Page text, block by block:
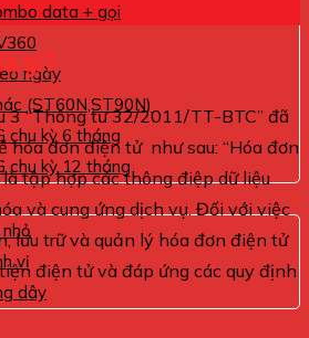
data + gọi
ngày
(ST60N,ST90N)
chu kỳ 6 tháng
chu kỳ 12 tháng
vị
dây
gì?
3 “Thông tư 32/2011/TT-BTC” đã
hóa đơn điện tử như sau: “Hóa đơn
tập hợp các thông điệp dữ liệu
và cung ứng dịch vụ. Đối với việc
lưu trữ và quản lý hóa đơn điện tử
điện tử và đáp ứng các quy định